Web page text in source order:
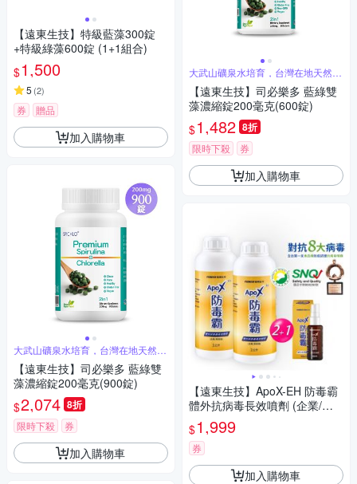
【遠東生技】特級藍藻300錠
+特級綠藻600錠 (1+1組合)
$1,500
5 (2)
券 贈品
加入購物車
大武山礦泉水培育，台灣在地天然綠
藻
【遠東生技】司必樂多 藍綠雙
藻濃縮錠200毫克(900錠)
$2,074 8折
限時下殺 券
加入購物車
大武山礦泉水培育，台灣在地天然綠
藻
【遠東生技】司必樂多 藍綠雙
藻濃縮錠200毫克(600錠)
$1,482 8折
限時下殺 券
加入購物車
【遠東生技】ApoX-EH 防毒霸
體外抗病毒長效噴劑 (企業/家
庭版)-1公升X2入+50毫升X1入
$1,999
券
加入購物車